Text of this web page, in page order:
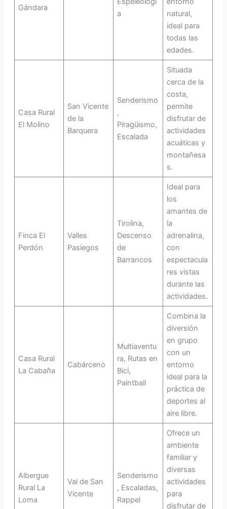
Gándara
a
natural,
ideal para
todas las
edades.
Casa Rural
El Molino
San Vicente
de la
Barquera
Senderismo
,
Piragüismo,
Escalada
Situada
cerca de la
costa,
permite
disfrutar de
actividades
acuáticas y
montañesa
s.
Finca El
Perdón
Valles
Pasiegos
Tirolina,
Descenso
de
Barrancos
Ideal para
los
amantes de
la
adrenalina,
con
espectacula
res vistas
durante las
actividades.
Casa Rural
La Cabaña
Cabárceno
Multiaventu
ra, Rutas en
Bici,
Paintball
Combina la
diversión
en grupo
con un
entorno
ideal para la
práctica de
deportes al
aire libre.
Albergue
Rural La
Loma
Val de San
Vicente
Senderismo
, Escaladas,
Rappel
Ofrece un
ambiente
familiar y
diversas
actividades
para
disfrutar de